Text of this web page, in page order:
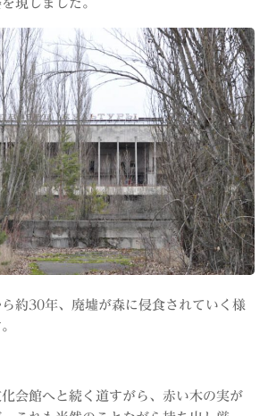
現しました。
約30年、廃墟が森に侵食されていく様
会館へと続く道すがら、赤い木の実が